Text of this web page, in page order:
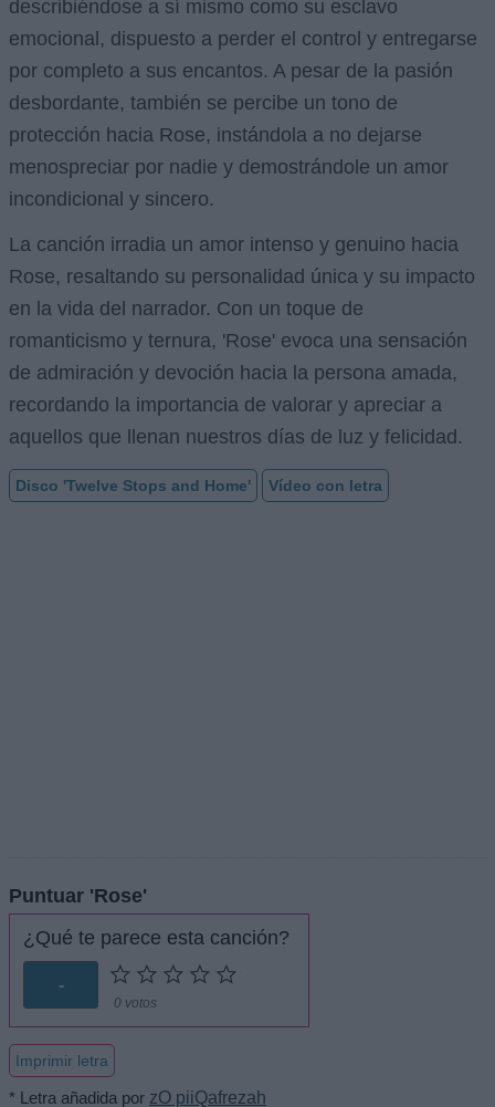
describiéndose a sí mismo como su esclavo
emocional, dispuesto a perder el control y entregarse
por completo a sus encantos. A pesar de la pasión
desbordante, también se percibe un tono de
protección hacia Rose, instándola a no dejarse
menospreciar por nadie y demostrándole un amor
incondicional y sincero.
La canción irradia un amor intenso y genuino hacia
Rose, resaltando su personalidad única y su impacto
en la vida del narrador. Con un toque de
romanticismo y ternura, 'Rose' evoca una sensación
de admiración y devoción hacia la persona amada,
recordando la importancia de valorar y apreciar a
aquellos que llenan nuestros días de luz y felicidad.
Disco 'Twelve Stops and Home' Vídeo con letra
Puntuar 'Rose'
¿Qué te parece esta canción?
-
0 votos
Imprimir letra
* Letra añadida por zO piiQafrezah